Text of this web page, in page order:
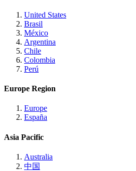
United States
Brasil
México
Argentina
Chile
Colombia
Perú
Europe Region
Europe
España
Asia Pacific
Australia
中国